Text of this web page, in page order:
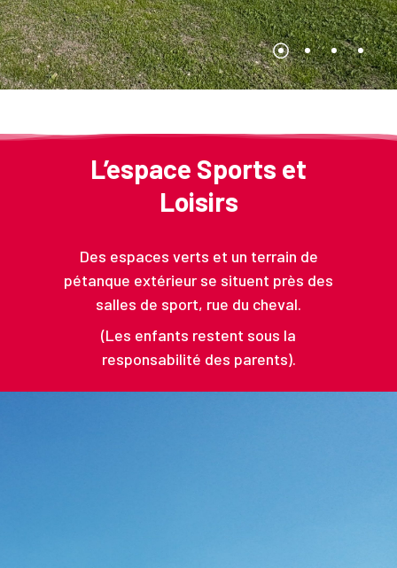
L’espace Sports et
Loisirs
Des espaces verts et un terrain de
pétanque extérieur se situent près des
salles de sport, rue du cheval.
(Les enfants restent sous la
responsabilité des parents).